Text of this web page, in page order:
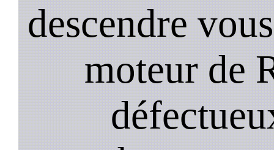
descendre
moteur de